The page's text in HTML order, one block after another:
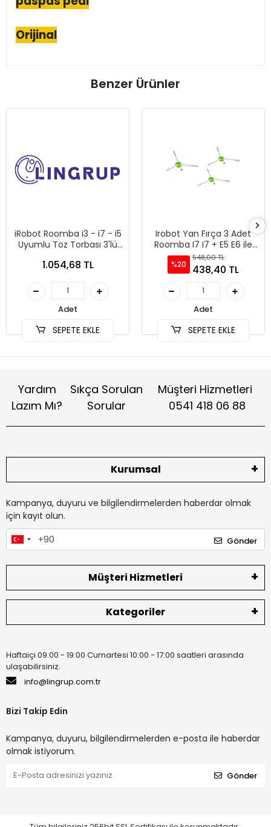
Orijinal
Benzer Ürünler
iRobot Roomba i3 - i7 - i5
Uyumlu Toz Torbası 3'lü
1.054,68 TL
Adet
SEPETE EKLE
Irobot Yan Fırça 3 Adet
Roomba I7 I7 + E5 E6 ile
uyumlu
%20
548,00 TL
438,40 TL
Adet
SEPETE EKLE
Yardım
Lazım Mı?
Sıkça Sorulan
Sorular
Müşteri Hizmetleri
0541 418 06 88
Kurumsal
Kampanya, duyuru ve bilgilendirmelerden haberdar olmak
için kayıt olun.
Gönder
Müşteri Hizmetleri
Kategoriler
Haftaiçi 09:00 - 19:00 Cumartesi 10:00 - 17:00 saatleri arasında
ulaşabilirsiniz.
info@lingrup.com.tr
Bizi Takip Edin
Kampanya, duyuru, bilgilendirmelerden e-posta ile haberdar
olmak istiyorum.
Gönder